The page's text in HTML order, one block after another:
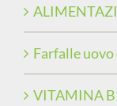
Farfalle uovo
VITAMINA